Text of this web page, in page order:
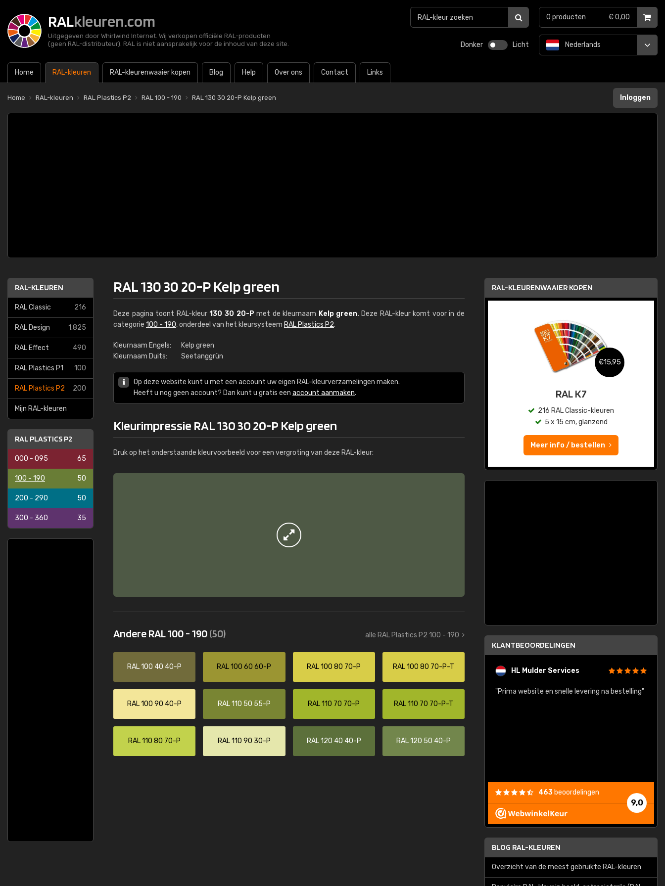
RALkleuren.com
Uitgegeven door Whirlwind Internet. Wij verkopen officiële RAL-producten
(geen RAL-distributeur). RAL is niet aansprakelijk voor de inhoud van deze site.
Donker Licht
Home RAL-kleuren RAL-kleurenwaaier kopen Blog Help Over ons Contact Links
Nederlands
0 producten € 0,00
Home RAL-kleuren RAL Plastics P2 RAL 100 - 190 RAL 130 30 20-P Kelp green Inloggen
RAL-KLEUREN
RAL Classic 216
RAL Design 1.825
RAL Effect 490
RAL Plastics P1 100
RAL Plastics P2 200
Mijn RAL-kleuren
RAL PLASTICS P2
000 - 095 65
100 - 190 50
200 - 290 50
300 - 360 35
RAL 130 30 20-P Kelp green
Deze pagina toont RAL-kleur130 30 20-P met de kleurnaam Kelp green. Deze RAL-kleur komt voor in de
categorie 100 - 190, onderdeel van het kleursysteem RAL Plastics P2.
Kleurnaam Engels:
Kelp green
Kleurnaam Duits:
Seetanggrün
Op deze website kunt u met een account uw eigen RAL-kleurverzamelingen maken.
Heeft u nog geen account? Dan kunt u gratis een account aanmaken.
Kleurimpressie RAL 130 30 20-P Kelp green
Druk op het onderstaande kleurvoorbeeld voor een vergroting van deze RAL-kleur:
Andere RAL 100 - 190(50) alle RAL Plastics P2 100 - 190
RAL 100 40 40-P RAL 100 60 60-P RAL 100 80 70-P RAL 100 80 70-P-T
RAL 100 90 40-P RAL 110 50 55-P RAL 110 70 70-P RAL 110 70 70-P-T
RAL 110 80 70-P RAL 110 90 30-P RAL 120 40 40-P RAL 120 50 40-P
RAL-KLEURENWAAIER KOPEN
RAL K7 op waterbasis
€15,95
RAL K7
216 RAL Classic-kleuren
5 x 15 cm, glanzend
Meer info / bestellen
KLANTBEOORDELINGEN
Kambier BV
"Super snelle service en zeer betaalbaar!"
HL Mulder Services
"Prima website en snelle levering na bestelling"
9,0
463 beoordelingen
BLOG RAL-KLEUREN
Overzicht van de meest gebruikte RAL-kleuren